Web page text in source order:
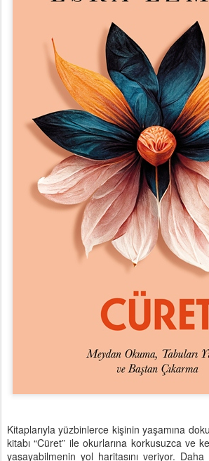
Kitaplarıyla yüzbinlerce kişinin yaşamına
kitabı “Cüret” ile okurlarına korkusuzca ve
yaşayabilmenin yol haritasını veriyor.